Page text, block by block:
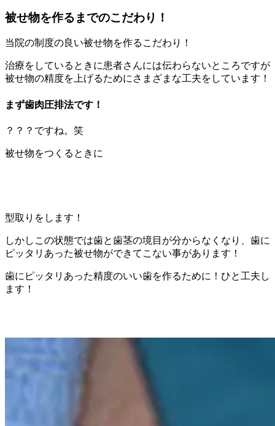
被せ物を作るまでのこだわり！
当院の制度の良い被せ物を作るこだわり！
治療をしているときに患者さんには伝わらないところですが
被せ物の精度を上げるためにさまざまな工夫をしています！
まず歯肉圧排法です！
？？？ですね。笑
被せ物をつくるときに
型取りをします！
しかしこの状態では歯と歯茎の境目が分からなくなり、歯に
ピッタリあった被せ物ができてこない事があります！
歯にピッタリあった精度のいい歯を作るために！ひと工夫し
ます！